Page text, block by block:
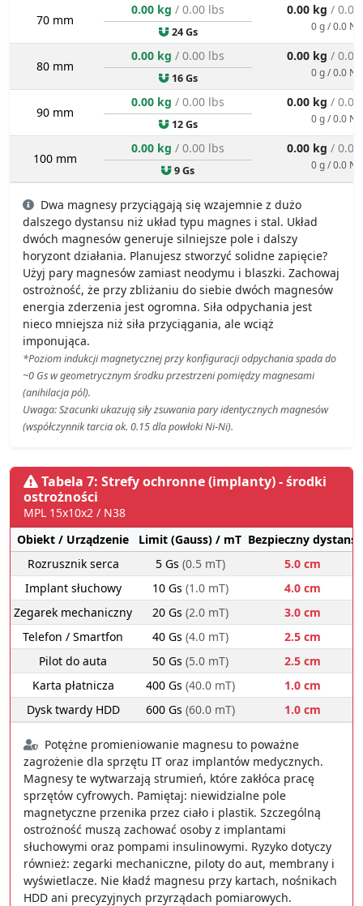
70 mm
0.00 kg / 0.00 lbs
24 Gs
0.00 kg /
0 g / 0.0 N
80 mm
0.00 kg / 0.00 lbs
16 Gs
0.00 kg /
0 g / 0.0 N
90 mm
0.00 kg / 0.00 lbs
12 Gs
0.00 kg /
0 g / 0.0 N
100 mm
0.00 kg / 0.00 lbs
9 Gs
0.00 kg /
0 g / 0.0 N
Dwa magnesy przyciągają się wzajemnie z dużo
dalszego dystansu niż układ typu magnes i stal. Układ
dwóch magnesów generuje silniejsze pole i dalszy
horyzont działania. Planujesz stworzyć solidne zapięcie?
Użyj pary magnesów zamiast neodymu i blaszki. Zachowaj
ostrożność, że przy zbliżaniu do siebie dwóch magnesów
energia zderzenia jest ogromna. Siła odpychania jest
nieco mniejsza niż siła przyciągania, ale wciąż
imponująca.
*Poziom indukcji magnetycznej przy konfiguracji odpychania spada do
~0 Gs w geometrycznym środku przestrzeni pomiędzy magnesami
(anihilacja pól).
Uwaga: Szacunki ukazują siły zsuwania pary identycznych magnesów
(współczynnik tarcia ok. 0.15 dla powłoki Ni-Ni).
Tabela 7: Strefy ochronne (implanty) - środki
ostrożności
MPL 15x10x2 / N38
Obiekt / Urządzenie
Limit (Gauss) / mT Bezpieczny dystans
Rozrusznik serca
5 Gs (0.5 mT)
5.0 cm
Implant słuchowy
10 Gs (1.0 mT)
4.0 cm
Zegarek mechaniczny
20 Gs (2.0 mT)
3.0 cm
Telefon / Smartfon
40 Gs (4.0 mT)
2.5 cm
Pilot do auta
50 Gs (5.0 mT)
2.5 cm
Karta płatnicza
400 Gs (40.0 mT)
1.0 cm
Dysk twardy HDD
600 Gs (60.0 mT) 1.0 cm
Potężne promieniowanie magnesu to poważne
zagrożenie dla sprzętu IT oraz implantów medycznych.
Magnesy te wytwarzają strumień, które zakłóca pracę
sprzętów cyfrowych. Pamiętaj: niewidzialne pole
magnetyczne przenika przez ciało i plastik. Szczególną
ostrożność muszą zachować osoby z implantami
słuchowymi oraz pompami insulinowymi. Ryzyko dotyczy
również: zegarki mechaniczne, piloty do aut, membrany i
wyświetlacze. Nie kładź magnesu przy kartach, nośnikach
HDD ani precyzyjnych przyrządach pomiarowych.